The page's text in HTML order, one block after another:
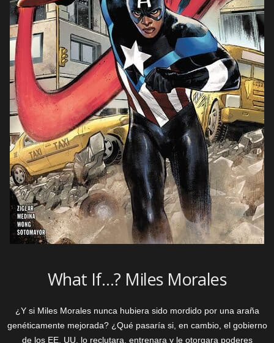
What If…? Miles Morales
¿Y si Miles Morales nunca hubiera sido mordido por una araña
genéticamente mejorada? ¿Qué pasaría si, en cambio, el gobierno
de los EE. UU. lo reclutara, entrenara y le otorgara poderes